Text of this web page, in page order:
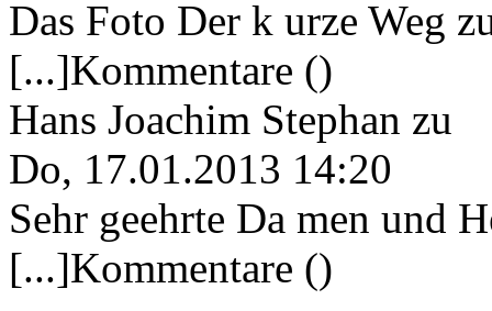
Das Foto Der k urze Weg
[...]Kommentare ()
Hans Joachim Stephan zu
Do, 17.01.2013 14:20
Sehr geehrte Da men und
[...]Kommentare ()